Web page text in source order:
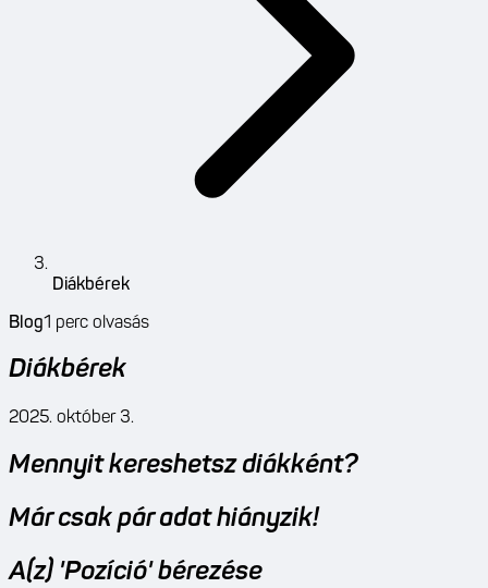
Diákbérek
Blog1 perc olvasás
Diákbérek
2025. október 3.
Mennyit kereshetsz diákként?
Már csak pár adat hiányzik!
A(z) 'Pozíció' bérezése